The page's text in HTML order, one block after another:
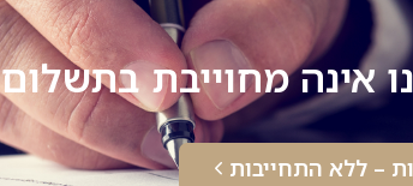
אינה מחוייבת בתשלום
– ללא התחייבות